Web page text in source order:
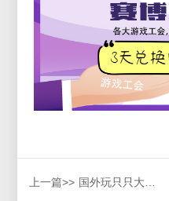
上一篇>> 国外玩只只大冒险卡顿？试试这些回国加速器！